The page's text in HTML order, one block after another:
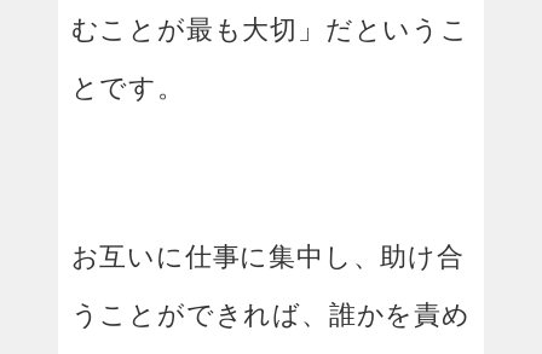
むことが最も大切」だというこ
とです。
お互いに仕事に集中し、助け合
うことができれば、誰かを責め